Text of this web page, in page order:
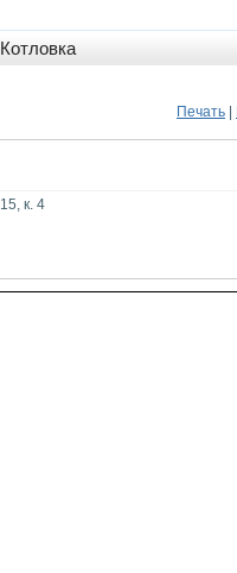
Печать
к. 4